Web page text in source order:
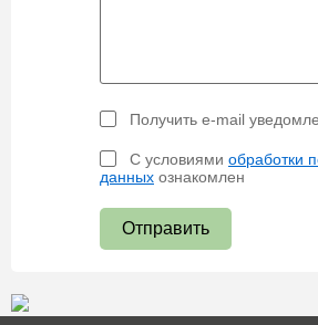
Получить e-mail
С условиями обработки
данных ознакомлен
Отправить